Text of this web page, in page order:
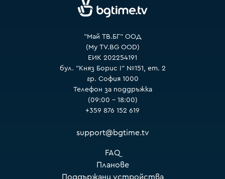
"Май ТВ.БГ" ООД
(My TV.BG OOD)
ЕИК 202254191
бул. "Княз Борис I" №151, ет. 2
гр. София 1000
Телефон за поддръжка
(09:00 – 18:00)
+359 876 152 619
support@bgtime.tv
FAQ
Планове
Поддържани устройства